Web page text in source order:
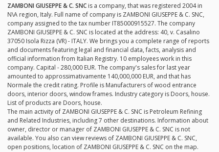
ZAMBONI GIUSEPPE & C. SNC is a company, that was registered 2004 in
N\A region, Italy. Full name of company is ZAMBONI GIUSEPPE & C. SNC,
company assigned to the tax number IT85000915527. The company
ZAMBONI GIUSEPPE & C. SNC is located at the address: 40, v. Casalino
37050 Isola Rizza (VR) - ITALY. We brings you a complete range of reports
and documents featuring legal and financial data, facts, analysis and
official information from Italian Registry. 10 employees work in this
company. Capital - 280,000 EUR. The company's sales for last year
amounted to approssimativamente 140,000,000 EUR, and that has
Normale the credit rating. Profile is Manufacturers of wood entrance
doors, interior doors, window frames. Industry category is Doors, house.
List of products are Doors, house.
The main activity of ZAMBONI GIUSEPPE & C. SNC is Petroleum Refining
and Related Industries, including 7 other destinations. Information about
owner, director or manager of ZAMBONI GIUSEPPE & C. SNC is not
available. You also can view reviews of ZAMBONI GIUSEPPE & C. SNC,
open positions, location of ZAMBONI GIUSEPPE & C. SNC on the map.